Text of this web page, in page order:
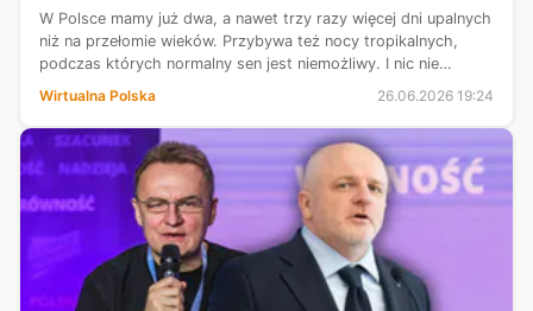
W Polsce mamy już dwa, a nawet trzy razy więcej dni upalnych
niż na przełomie wieków. Przybywa też nocy tropikalnych,
podczas których normalny sen jest niemożliwy. I nic nie
Wirtualna Polska 26.06.2026 19:24